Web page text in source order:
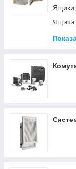
Реле
Ящики
Шафа